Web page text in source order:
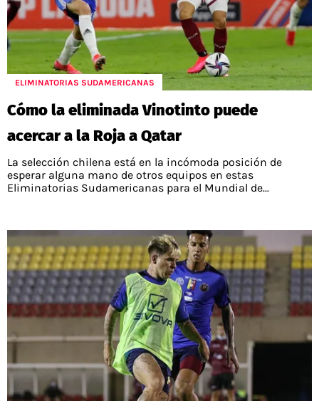
ELIMINATORIAS SUDAMERICANAS
Cómo la eliminada Vinotinto puede
acercar a la Roja a Qatar
La selección chilena está en la incómoda posición de
esperar alguna mano de otros equipos en estas
Eliminatorias Sudamericanas para el Mundial de...